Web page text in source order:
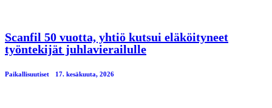
Scanfil 50 vuotta, yhtiö kutsui eläköityneet
työntekijät juhlavierailulle
Paikallisuutiset 17. kesäkuuta, 2026